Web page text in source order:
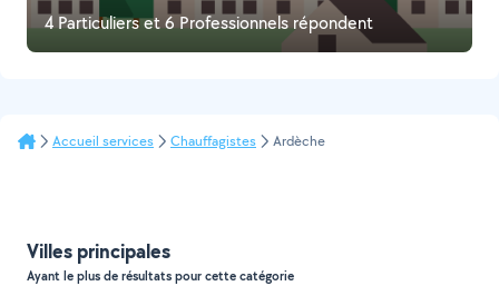
4 Particuliers et 6 Professionnels répondent
Accueil services Chauffagistes Ardèche
Villes principales
Ayant le plus de résultats pour cette catégorie